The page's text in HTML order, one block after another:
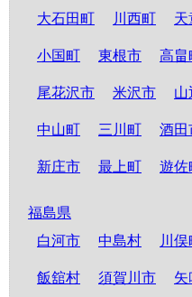
大石田町 川西町 天
小国町 東根市 高畠
尾花沢市 米沢市 山
中山町 三川町 酒田
新庄市 最上町 遊佐
福島県
白河市
中島村 川俣
飯舘村 須賀川市 矢